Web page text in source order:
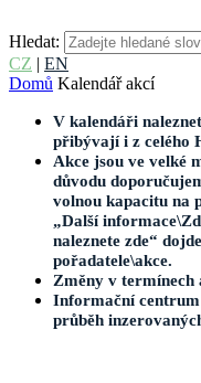
Hledat:
CZ | EN
Domů Kalendář akcí
V kalendáři
přibývají i z celého
Akce jsou ve velké
důvodu
volnou kapacitu na
„Další
naleznete zde“
pořadatele\akce.
Změny v termínech
Informační centrum
průběh